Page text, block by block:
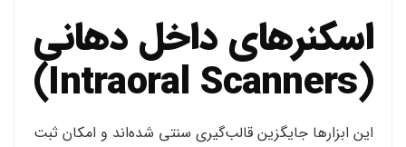
اسکنرهای داخل دهانی
(Intraoral Scanners)
این ابزارها جایگزین قالب‌گیری سنتی شده‌اند و امکان ثبت